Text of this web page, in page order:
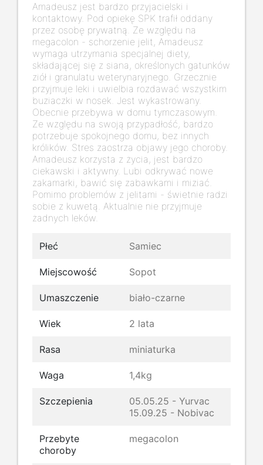
Amadeusz jest bardzo przyjacielski i
kontaktowy. Pod opiekę SPK trafił oddany
przez osobę prywatną. Ze względu na
megacolon - schorzenie jelit, Amadeusz
wymaga utrzymania specjalnej diety,
składającej się z siana, określonych gatunków
ziół i granulatu weterynaryjnego. Grzecznie
przyjmuje leki i uwielbia rozdawać wszystkim
buziaczki w nosek. Jest wykastrowany.
Obecnie przebywa w domu tymczasowym.
Ze względu na swoją przypadłość, bardzo
potrzebuje spokojnego domu, bez innych
królików. Stres zaostrza objawy jego choroby.
Amadeusz korzysta z życia, jest bardzo
ciekawski i aktywny. Lubi odkrywać nowe
zakamarki, bawić się zabawkami i miziać.
Pomimo problemów z jelitami - świetnie radzi
sobie z kuwetą. Aktualnie nie przyjmuje
żadnych leków.
Płeć Samiec
Miejscowość Sopot
Umaszczenie biało-czarne
Wiek 2 lata
Rasa miniaturka
Waga 1,4kg
Szczepienia
05.05.25 - Yurvac
15.09.25 - Nobivac
Przebyte
choroby
megacolon